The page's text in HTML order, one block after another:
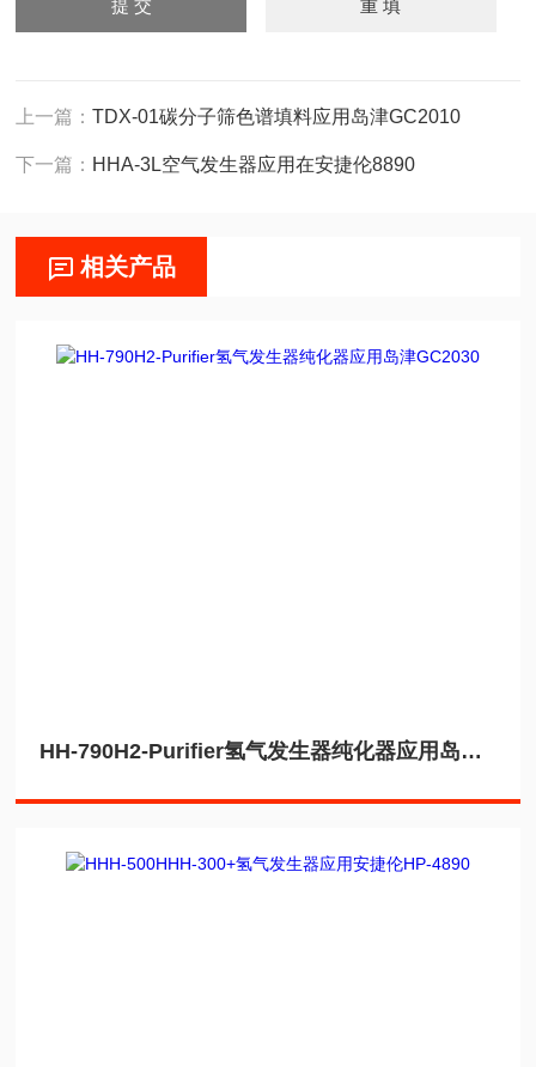
上一篇：TDX-01碳分子筛色谱填料应用岛津GC2010
下一篇： HHA-3L空气发生器应用在安捷伦8890
相关产品
HH-790H2-Purifier氢气发生器纯化器应用岛津GC2030